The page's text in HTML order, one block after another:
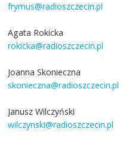
frymus@radioszczecin.pl
Agata Rokicka
rokicka@radioszczecin.pl
Joanna Skonieczna
skonieczna@radioszczecin.pl
Janusz Wilczyński
wilczynski@radioszczecin.pl